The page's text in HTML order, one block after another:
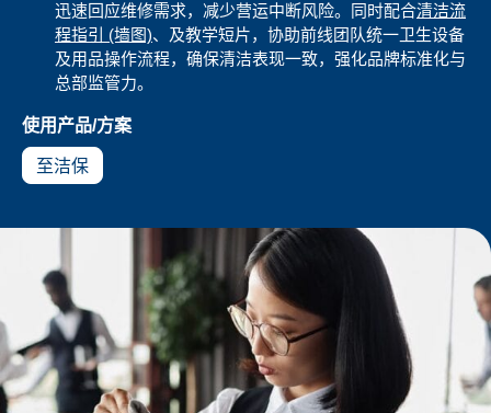
迅速回应维修需求，减少营运中断风险。同时配合清洁流
程指引 (墙图)、及教学短片，协助前线团队统一卫生设备
及用品操作流程，确保清洁表现一致，强化品牌标准化与
总部监管力。
使用产品/方案
至洁保